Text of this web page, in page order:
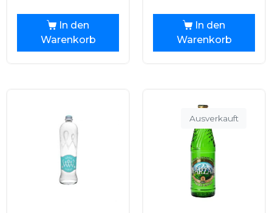
In den
Warenkorb
In den
Warenkorb
Ausverkauft